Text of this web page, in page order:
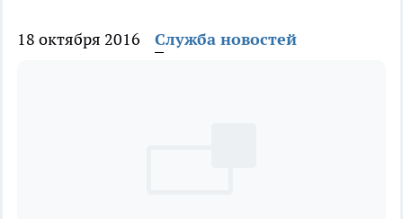
18 октября 2016 Служба новостей